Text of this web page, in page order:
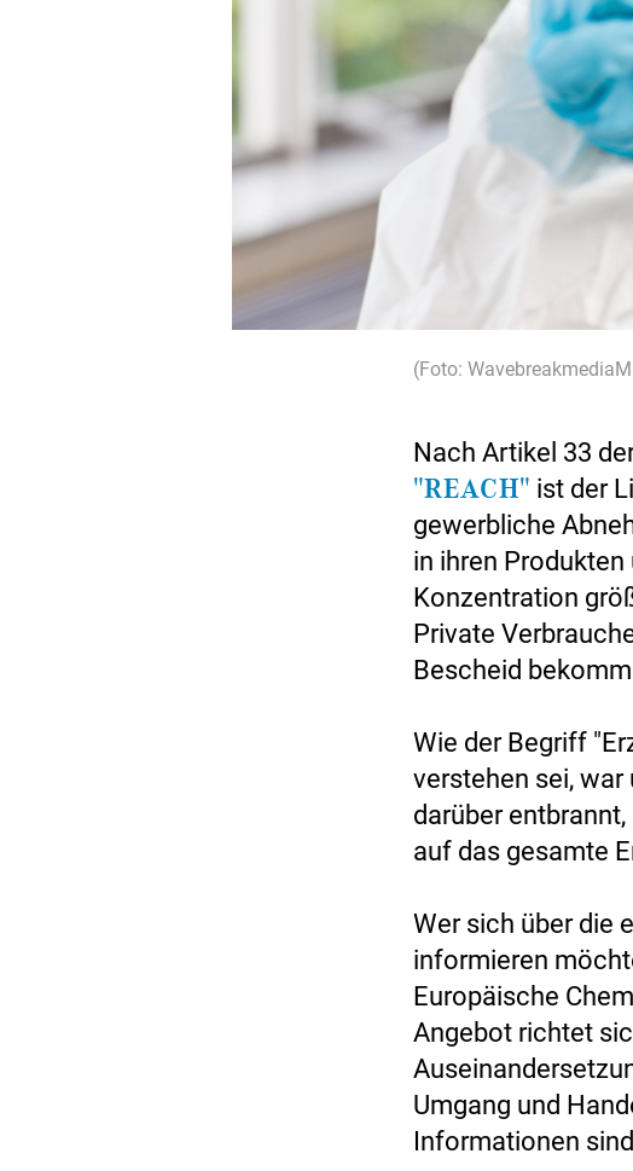
(Foto:
Nach Artikel 33
"REACH" ist der
gewerbliche
in ihren
Konzentration
Private
Bescheid
Wie der Begriff
verstehen sei,
darüber
auf das gesamte
Wer sich über die
informieren
Europäische
Angebot richtet
Umgang und
Informationen